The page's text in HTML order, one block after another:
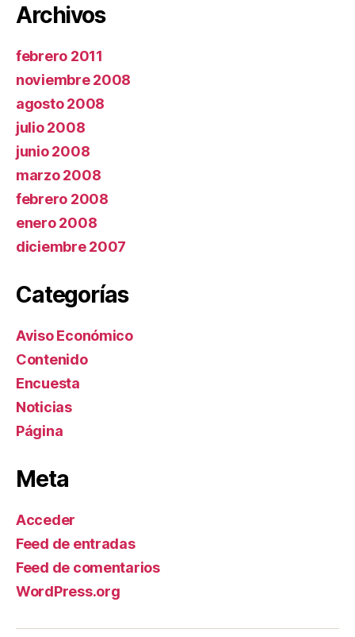
Archivos
febrero 2011
noviembre 2008
agosto 2008
julio 2008
junio 2008
marzo 2008
febrero 2008
enero 2008
diciembre 2007
Categorías
Aviso Económico
Contenido
Encuesta
Noticias
Página
Meta
Acceder
Feed de entradas
Feed de comentarios
WordPress.org